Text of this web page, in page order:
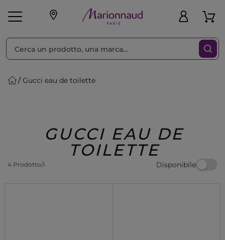
Make-up Profumi
Regalo
Gucci eau de toilette
GUCCI EAU DE
TOILETTE
4 Prodotto/i Disponibile
Ordina per Filtra